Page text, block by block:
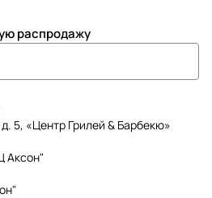
распродажу
5, «Центр Грилей & Барбекю»
Аксон"